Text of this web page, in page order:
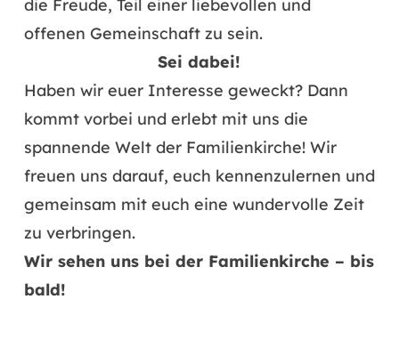
die Freude, Teil einer liebevollen und
offenen Gemeinschaft zu sein.
Sei dabei!
Haben wir euer Interesse geweckt? Dann
kommt vorbei und erlebt mit uns die
spannende Welt der Familienkirche! Wir
freuen uns darauf, euch kennenzulernen und
gemeinsam mit euch eine wundervolle Zeit
zu verbringen.
Wir sehen uns bei der Familienkirche – bis
bald!